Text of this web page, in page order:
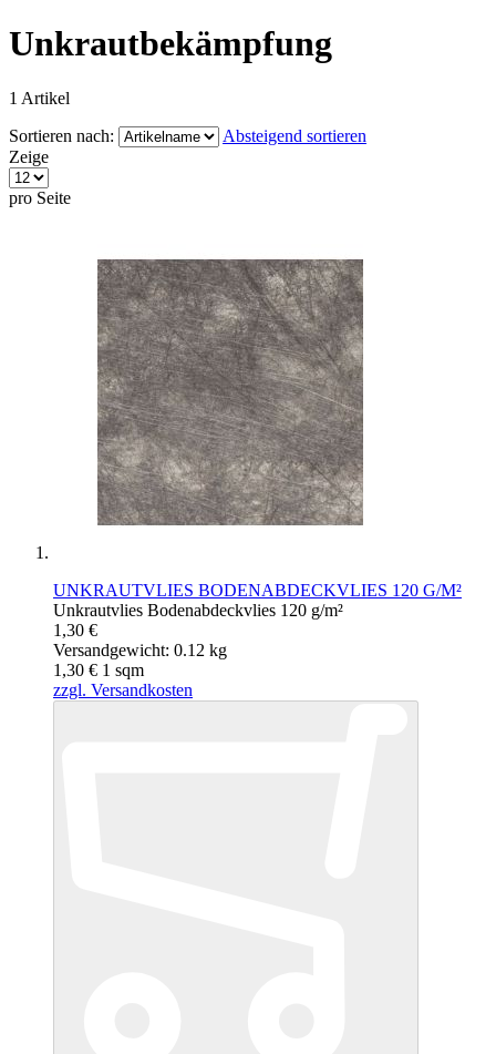
Unkrautbekämpfung
1 Artikel
Sortieren nach:
Absteigend sortieren
Zeige
pro Seite
UNKRAUTVLIES BODENABDECKVLIES 120 G/M²
Unkrautvlies Bodenabdeckvlies 120 g/m²
1,30 €
Versandgewicht: 0.12 kg
1,30 € 1 sqm
zzgl. Versandkosten